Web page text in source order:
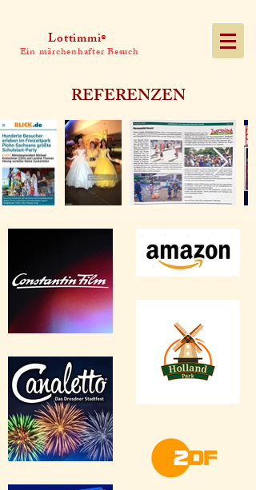
Lottimmi®
Ein märchenhafter Besuch
REFERENZEN